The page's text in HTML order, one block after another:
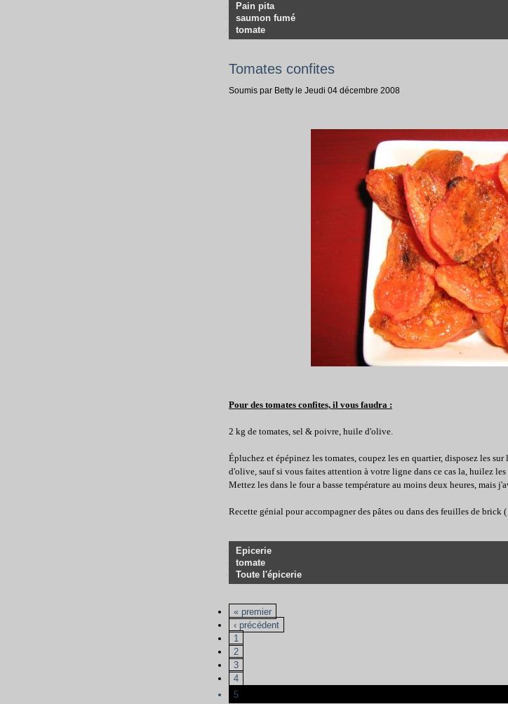
Pain pita
saumon fumé
tomate
Tomates confites
Soumis par Betty le Jeudi 04 décembre 2008
Pour des tomates confites, il vous faudra :
2 kg de tomates, sel & poivre, huile d'olive.
Épluchez et épépinez les tomates, coupez les en quartier, disposez les
d'olive, sauf si vous faites attention à votre ligne dans ce cas la, huilez les
Mettez les dans le four a basse température au moins deux heures, mais
Recette génial pour accompagner des pâtes ou dans des feuilles de brick
Epicerie
tomate
Toute l'épicerie
« premier
‹ précédent
1
2
3
4
5